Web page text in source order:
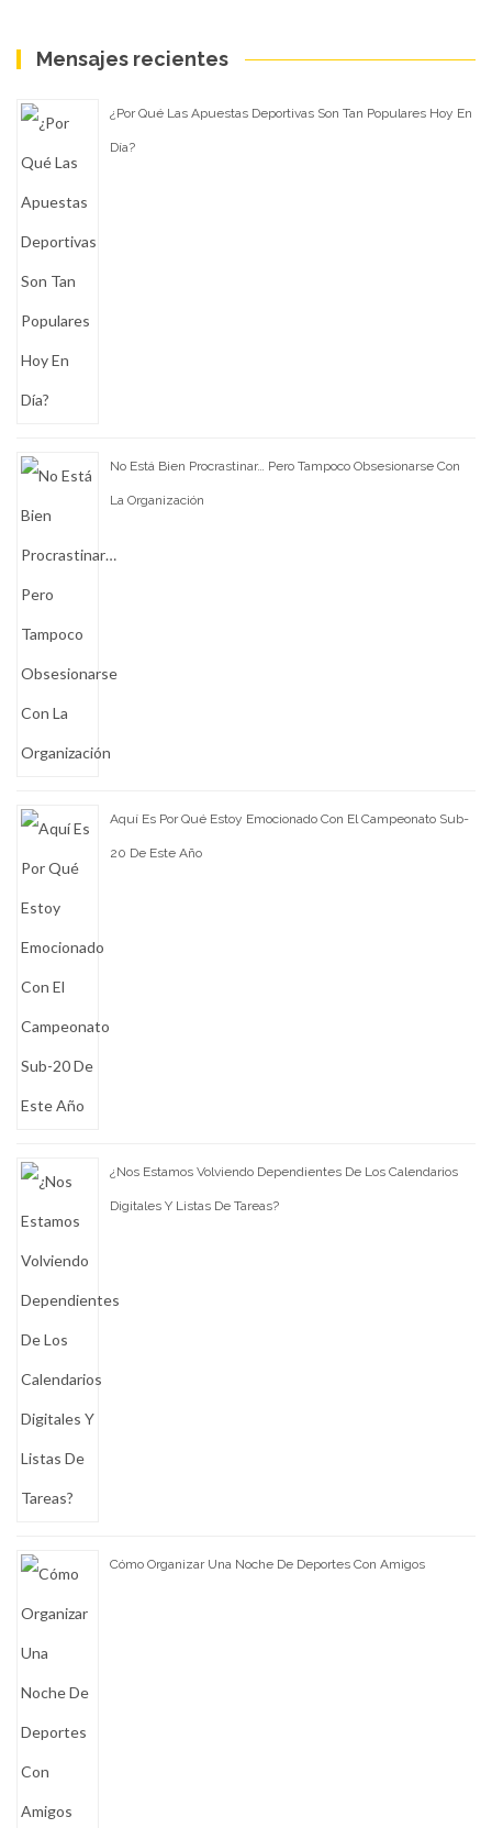
Mensajes recientes
¿Por Qué Las Apuestas Deportivas Son Tan Populares Hoy En
Día?
No Está Bien Procrastinar… Pero Tampoco Obsesionarse Con
La Organización
Aquí Es Por Qué Estoy Emocionado Con El Campeonato Sub-
20 De Este Año
¿Nos Estamos Volviendo Dependientes De Los Calendarios
Digitales Y Listas De Tareas?
Cómo Organizar Una Noche De Deportes Con Amigos